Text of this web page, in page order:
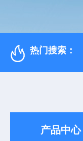
热门搜索：
产品中心